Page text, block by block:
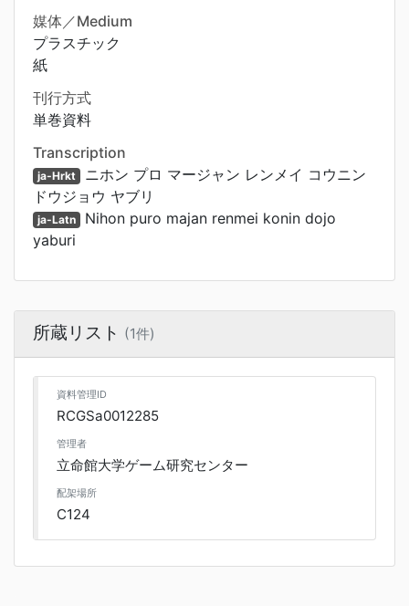
媒体／Medium
プラスチック
紙
刊行方式
単巻資料
Transcription
ja-Hrkt ニホン プロ マージャン レンメイ コウニン
ドウジョウ ヤブリ
ja-Latn Nihon puro majan renmei konin dojo
yaburi
所蔵リスト (1件)
資料管理ID
RCGSa0012285
管理者
立命館大学ゲーム研究センター
配架場所
C124